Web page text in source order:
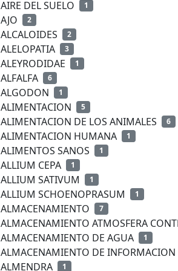
AIRE DEL SUELO 1
AJO 2
ALCALOIDES 2
ALELOPATIA 3
ALEYRODIDAE 1
ALFALFA 6
ALGODON 1
ALIMENTACION 5
ALIMENTACION DE LOS ANIMALES 6
ALIMENTACION HUMANA 1
ALIMENTOS SANOS 1
ALLIUM CEPA 1
ALLIUM SATIVUM 1
ALLIUM SCHOENOPRASUM 1
ALMACENAMIENTO 7
ALMACENAMIENTO ATMOSFERA
ALMACENAMIENTO DE AGUA 1
ALMACENAMIENTO DE INFORMACION
ALMENDRA 1